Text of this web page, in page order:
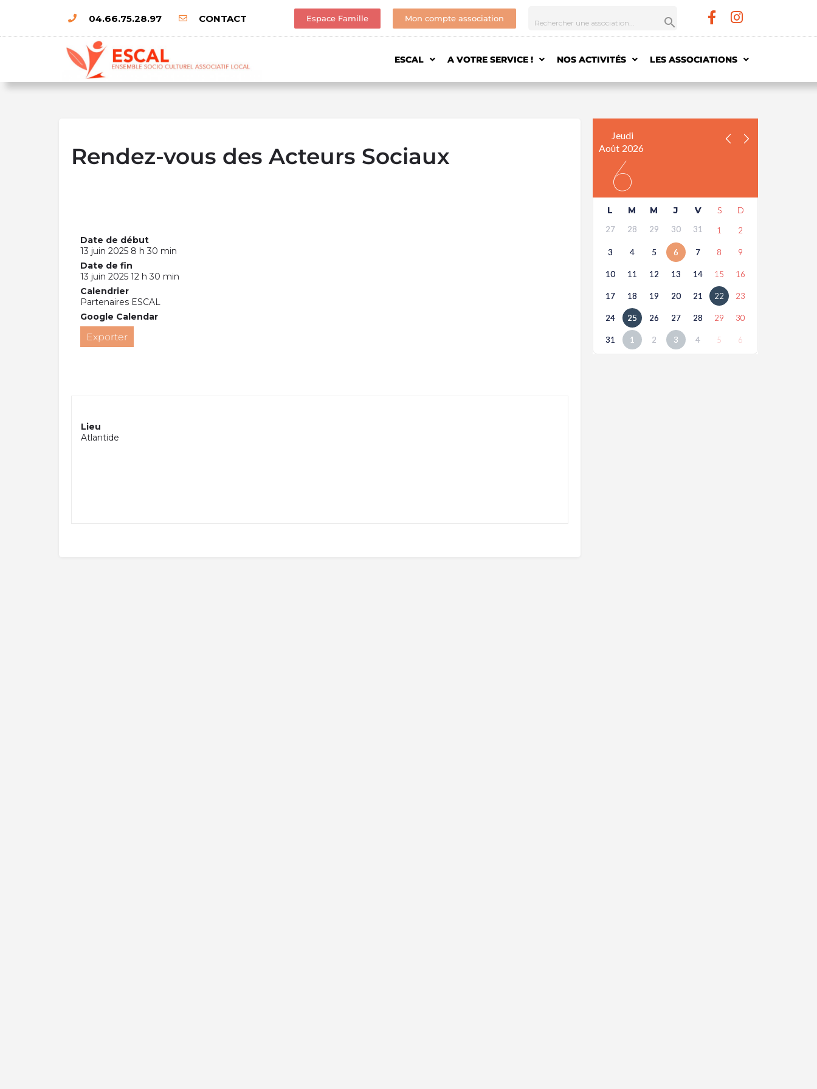
04.66.75.28.97 CONTACT Espace Famille Mon compte association
ESCAL A VOTRE SERVICE ! NOS ACTIVITÉS LES ASSOCIATIONS
Rendez-vous des Acteurs Sociaux
Date de début
13 juin 2025 8 h 30 min
Date de fin
13 juin 2025 12 h 30 min
Calendrier
Partenaires ESCAL
Google Calendar
Exporter
Lieu
Atlantide
Jeudi
Août 2026
6
L M M J V S D
27 28 29 30 31 1 2
3 4 5 6 7 8 9
10 11 12 13 14 15 16
17 18 19 20 21 22 23
24 25 26 27 28 29 30
31 1 2 3 4 5 6